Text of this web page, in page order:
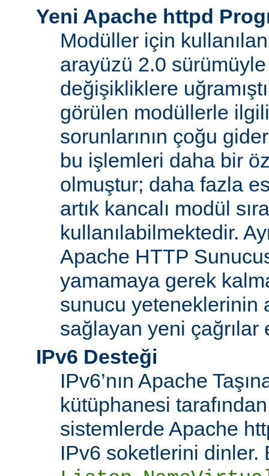
Yeni Apache httpd
Modüller için
arayüzü 2.0
değişikliklere
görülen modüllerle
sorunlarının çoğu
bu işlemleri daha bir
olmuştur; daha fazla
artık kancalı modül
kullanılabilmektedir.
Apache HTTP
yamamaya gerek
sunucu yeteneklerinin
sağlayan yeni çağrılar
IPv6 Desteği
IPv6’nın Apache
kütüphanesi
sistemlerde Apache
IPv6 soketlerini dinler.